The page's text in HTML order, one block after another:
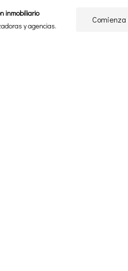
inmobiliario
y agencias.